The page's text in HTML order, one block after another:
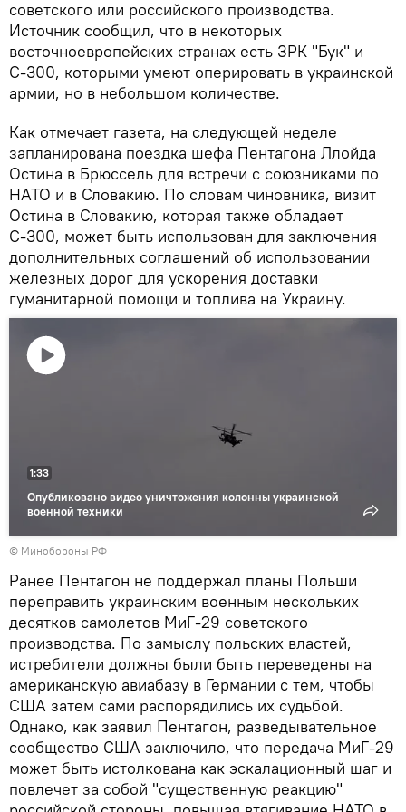
советского или российского производства.
Источник сообщил, что в некоторых
восточноевропейских странах есть ЗРК "Бук" и
С-300, которыми умеют оперировать в украинской
армии, но в небольшом количестве.
Как отмечает газета, на следующей неделе
запланирована поездка шефа Пентагона Ллойда
Остина в Брюссель для встречи с союзниками по
НАТО и в Словакию. По словам чиновника, визит
Остина в Словакию, которая также обладает
С-300, может быть использован для заключения
дополнительных соглашений об использовании
железных дорог для ускорения доставки
гуманитарной помощи и топлива на Украину.
Опубликовано видео уничтожения колонны украинской
военной техники
1:33
© Минобороны РФ
Ранее Пентагон не поддержал планы Польши
переправить украинским военным нескольких
десятков самолетов МиГ-29 советского
производства. По замыслу польских властей,
истребители должны были быть переведены на
американскую авиабазу в Германии с тем, чтобы
США затем сами распорядились их судьбой.
Однако, как заявил Пентагон, разведывательное
сообщество США заключило, что передача МиГ-29
может быть истолкована как эскалационный шаг и
повлечет за собой "существенную реакцию"